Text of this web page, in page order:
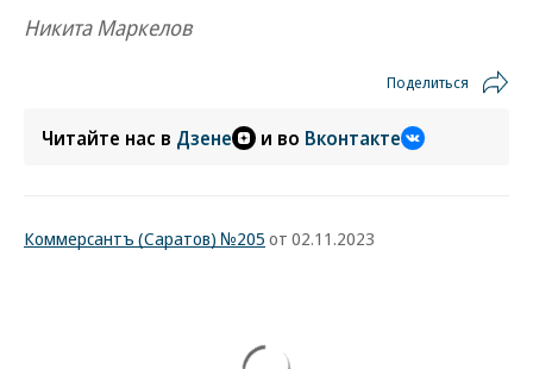
Никита Маркелов
Поделиться
Читайте нас в Дзене и во Вконтакте
Коммерсантъ (Саратов) №205 от 02.11.2023